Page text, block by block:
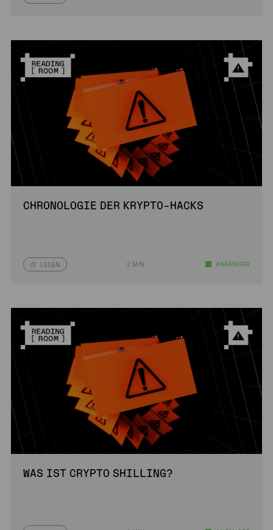
CHRONOLOGIE DER KRYPTO-HACKS
LESEN 2 MIN. ANFÄNGER
WAS IST CRYPTO SHILLING?